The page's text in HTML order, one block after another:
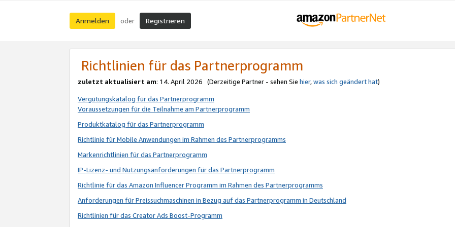
Anmelden oder Registrieren
Richtlinien für das Partnerprogramm
zuletzt aktualisiert am: 14. April 2026 (Derzeitige Partner - sehen Sie hier,was sich geändert hat)
Vergütungskatalog für das Partnerprogramm
Voraussetzungen für die Teilnahme am Partnerprogramm
Produktkatalog für das Partnerprogramm
Richtlinie für Mobile Anwendungen im Rahmen des Partnerprogramms
Markenrichtlinien für das Partnerprogramm
IP-Lizenz- und Nutzungsanforderungen für das Partnerprogramm
Richtlinie für das Amazon Influencer Programm im Rahmen des Partnerprogramms
Anforderungen für Preissuchmaschinen in Bezug auf das Partnerprogramm in Deutschland
Richtlinien für das Creator Ads Boost-Programm